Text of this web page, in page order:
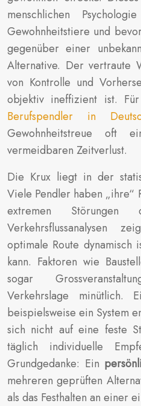
menschlichen
Gewohnheitstiere und
gegenüber einer
Alternative. Der vertraute
von Kontrolle und
objektiv ineffizient ist.
Berufspendler in
Gewohnheitstreue oft
vermeidbaren Zeitverlust.
Die Krux liegt in der
Viele Pendler haben „ihre“
extremen
Verkehrsflussanalysen
optimale Route dynamisch
kann. Faktoren wie
sogar
Verkehrslage minütlich.
beispielsweise ein System
sich nicht auf eine feste
täglich individuelle
Grundgedanke: Ein
mehreren geprüften
als das Festhalten an einer